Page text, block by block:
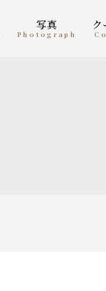
写真
photograph